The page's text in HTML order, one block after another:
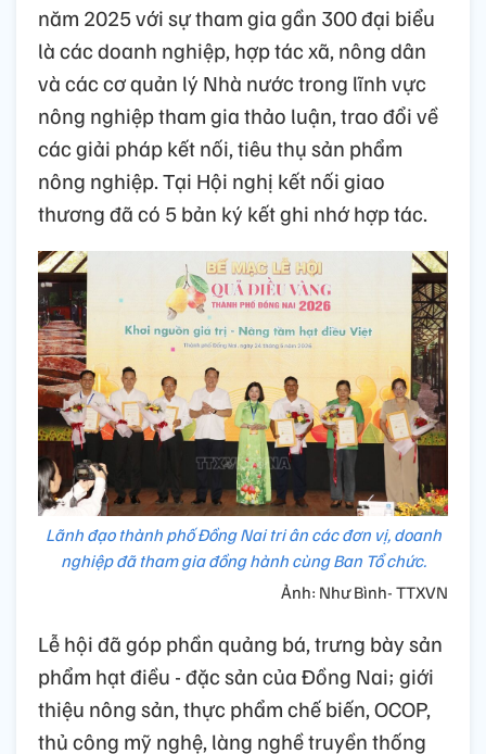
năm 2025 với sự tham gia gần 300 đại biểu
là các doanh nghiệp, hợp tác xã, nông dân
và các cơ quản lý Nhà nước trong lĩnh vực
nông nghiệp tham gia thảo luận, trao đổi về
các giải pháp kết nối, tiêu thụ sản phẩm
nông nghiệp. Tại Hội nghị kết nối giao
thương đã có 5 bản ký kết ghi nhớ hợp tác.
Lãnh đạo thành phố Đồng Nai tri ân các đơn vị, doanh
nghiệp đã tham gia đồng hành cùng Ban Tổ chức.
Ảnh: Như Bình- TTXVN
Lễ hội đã góp phần quảng bá, trưng bày sản
phẩm hạt điều - đặc sản của Đồng Nai; giới
thiệu nông sản, thực phẩm chế biến, OCOP,
thủ công mỹ nghệ, làng nghề truyền thống